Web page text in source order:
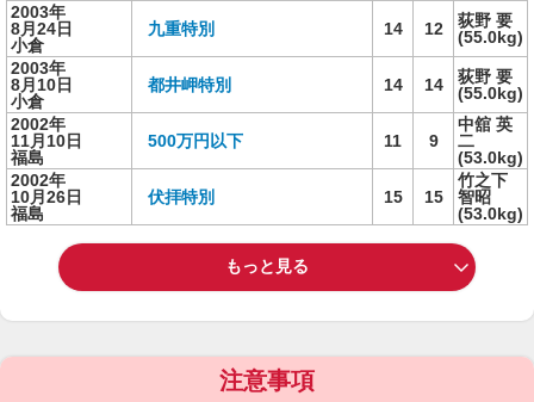
2003年
8月24日
小倉
九重特別 14 12
荻野 要
(55.0kg)
2003年
8月10日
小倉
都井岬特別 14 14
荻野 要
(55.0kg)
2002年
11月10日
福島
500万円以下 11 9
中舘 英
二
(53.0kg)
2002年
10月26日
福島
伏拝特別 15 15
竹之下
智昭
(53.0kg)
もっと見る
注意事項